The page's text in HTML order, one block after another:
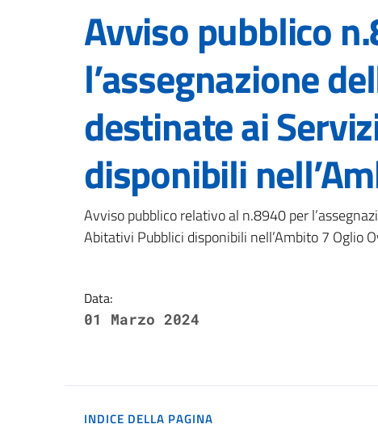
Avviso pubblico
l’assegnazione
destinate ai
disponibili
Dettagli della notizia
Avviso pubblico relativo al n.8940 per
Abitativi Pubblici disponibili nell’Ambito 7 Oglio
Data:
01 Marzo 2024
INDICE DELLA PAGINA